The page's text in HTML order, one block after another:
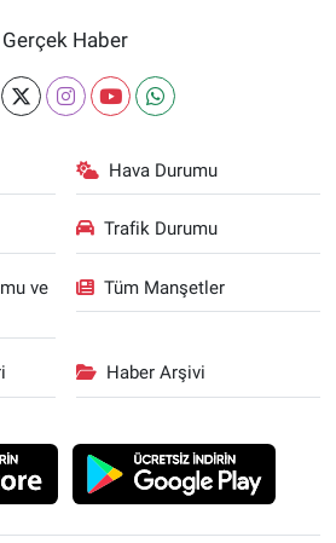
Gerçek Haber
Hava Durumu
Trafik Durumu
ve
Tüm Manşetler
Haber Arşivi